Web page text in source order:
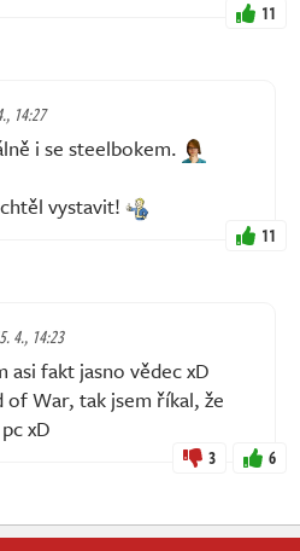
11
14:27
i se steelbokem.
vystavit!
11
4., 14:23
asi fakt jasno vědec xD
War, tak jsem říkal, že
xD
3 6